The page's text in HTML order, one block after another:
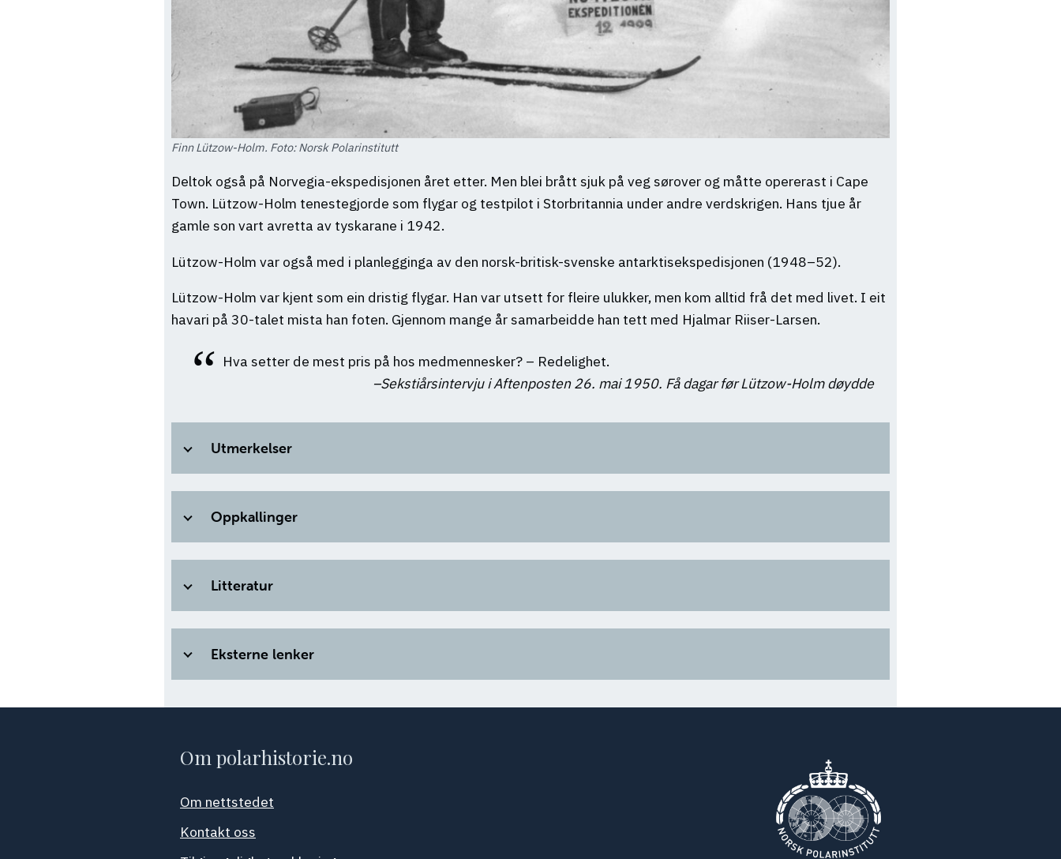
Finn Lützow-Holm. Foto: Norsk Polarinstitutt
Deltok også på Norvegia-ekspedisjonen året etter. Men blei brått sjuk på veg sørover og måtte opererast i Cape
Town. Lützow-Holm tenestegjorde som flygar og testpilot i Storbritannia under andre verdskrigen. Hans tjue år
gamle son vart avretta av tyskarane i 1942.
Lützow-Holm var også med i planlegginga av den norsk-britisk-svenske antarktisekspedisjonen (1948–52).
Lützow-Holm var kjent som ein dristig flygar. Han var utsett for fleire ulukker, men kom alltid frå det med livet. I eit
havari på 30-talet mista han foten. Gjennom mange år samarbeidde han tett med Hjalmar Riiser-Larsen.
Hva setter de mest pris på hos medmennesker? – Redelighet.
Sekstiårsintervju i Aftenposten 26. mai 1950. Få dagar før Lützow-Holm døydde
Utmerkelser
Oppkallinger
Litteratur
Eksterne lenker
Om polarhistorie.no
Om nettstedet
Kontakt oss